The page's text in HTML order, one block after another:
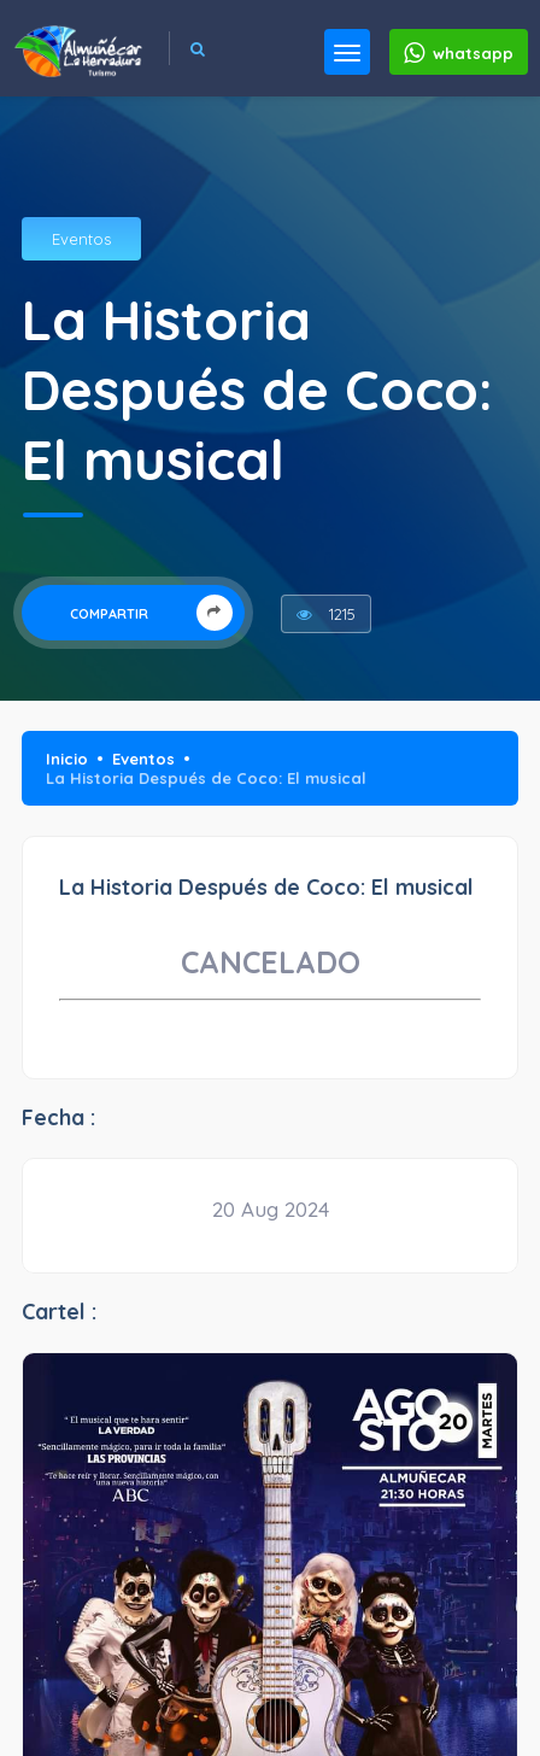
whatsapp
Eventos
La Historia
Después de Coco:
El musical
COMPARTIR 1215
Inicio
Eventos
La Historia Después de Coco: El musical
La Historia Después de Coco: El musical
CANCELADO
Fecha :
20 Aug 2024
Cartel :